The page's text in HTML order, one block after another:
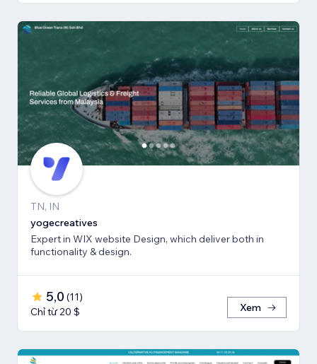
TN, IN
yogecreatives
Expert in WIX website Design, which deliver both in
functionality & design.
5,0 (11)
Chỉ từ 20 $
Xem